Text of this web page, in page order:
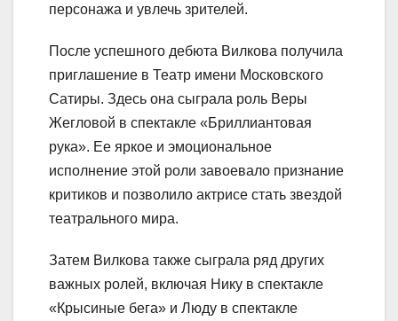
персонажа и увлечь зрителей.
После успешного дебюта Вилкова получила
приглашение в Театр имени Московского
Сатиры. Здесь она сыграла роль Веры
Жегловой в спектакле «Бриллиантовая
рука». Ее яркое и эмоциональное
исполнение этой роли завоевало признание
критиков и позволило актрисе стать звездой
театрального мира.
Затем Вилкова также сыграла ряд других
важных ролей, включая Нику в спектакле
«Крысиные бега» и Люду в спектакле